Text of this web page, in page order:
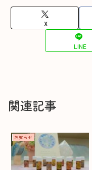
X
LINE
関連記事
お知らせ